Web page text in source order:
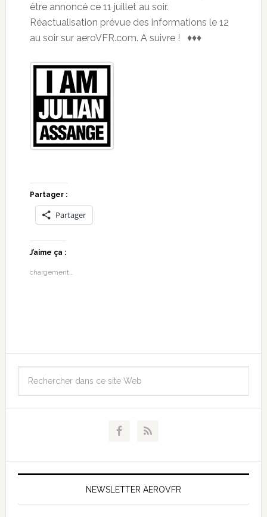
être annoncé ce 11 juillet au soir.
Réactualisation prévue des informations le 12
au soir sur aeroVFR.com. A suivre ! ♦♦♦
Partager :
Partager
J’aime ça :
chargement…
NEWSLETTER AEROVFR